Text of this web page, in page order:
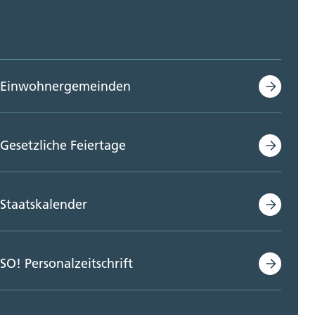
Einwohnergemeinden
Gesetzliche Feiertage
Staatskalender
SO! Personalzeitschrift